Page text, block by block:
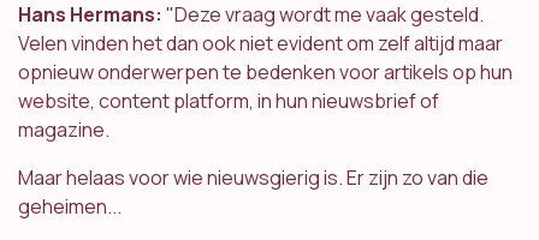
Hans Hermans: "Deze vraag wordt me vaak gesteld.
Velen vinden het dan ook niet evident om zelf altijd maar
opnieuw onderwerpen te bedenken voor artikels op hun
website, content platform, in hun nieuwsbrief of
magazine.
Maar helaas voor wie nieuwsgierig is. Er zijn zo van die
geheimen...